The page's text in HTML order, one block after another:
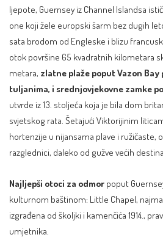
ljepote, Guernsey iz Channel Islandsa
one koji žele europski šarm bez dugih
sata brodom od Engleske i blizu
otok površine 65 kvadratnih kilometara
metara, zlatne plaže poput Vazon Bay
tuljanima, i srednjovjekovne zamke
utvrde iz 13. stoljeća koja je bila dom
svjetskog rata. Šetajući Viktorijinim
hortenzije u nijansama plave i ružičaste,
razglednici, daleko od gužve većih
Najljepši otoci za odmor poput
kulturnom baštinom: Little Chapel,
izgrađena od školjki i kamenčića 1914.,
umjetnika.